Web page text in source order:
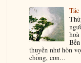
thuyền như hòn
chồng, con...